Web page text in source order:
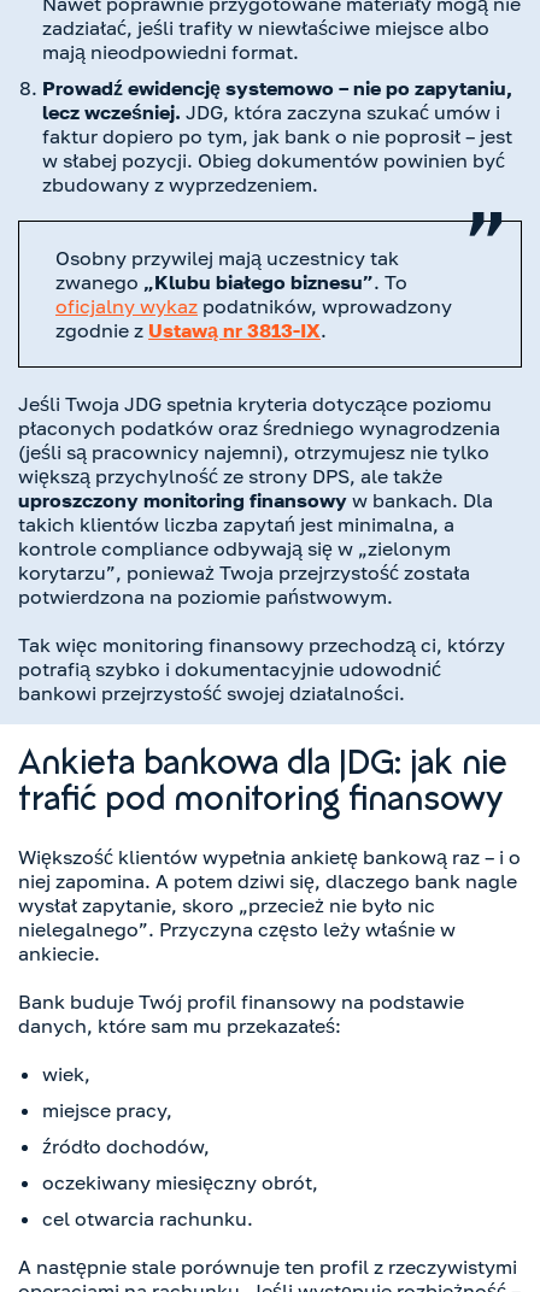
zadziałać, jeśli trafiły w niewłaściwe miejsce albo
mają nieodpowiedni format.
Prowadź ewidencję systemowo – nie po zapytaniu,
lecz wcześniej. JDG, która zaczyna szukać umów i
faktur dopiero po tym, jak bank o nie poprosił – jest
w słabej pozycji. Obieg dokumentów powinien być
zbudowany z wyprzedzeniem.
Osobny przywilej mają uczestnicy tak
zwanego „Klubu białego biznesu”. To
oficjalny wykaz podatników, wprowadzony
zgodnie z Ustawą nr 3813-IX.
Jeśli Twoja JDG spełnia kryteria dotyczące poziomu
płaconych podatków oraz średniego wynagrodzenia
(jeśli są pracownicy najemni), otrzymujesz nie tylko
większą przychylność ze strony DPS, ale także
uproszczony monitoring finansowy w bankach. Dla
takich klientów liczba zapytań jest minimalna, a
kontrole compliance odbywają się w „zielonym
korytarzu”, ponieważ Twoja przejrzystość została
potwierdzona na poziomie państwowym.
Tak więc monitoring finansowy przechodzą ci, którzy
potrafią szybko i dokumentacyjnie udowodnić
bankowi przejrzystość swojej działalności.
Ankieta bankowa dla JDG: jak nie
trafić pod monitoring finansowy
Większość klientów wypełnia ankietę bankową raz – i o
niej zapomina. A potem dziwi się, dlaczego bank nagle
wysłał zapytanie, skoro „przecież nie było nic
nielegalnego”. Przyczyna często leży właśnie w
ankiecie.
Bank buduje Twój profil finansowy na podstawie
danych, które sam mu przekazałeś:
wiek,
miejsce pracy,
źródło dochodów,
oczekiwany miesięczny obrót,
cel otwarcia rachunku.
A następnie stale porównuje ten profil z rzeczywistymi